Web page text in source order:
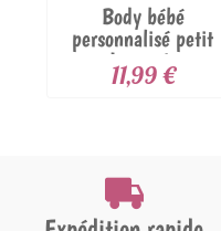
Body bébé
personnalisé petit
Lyonnais
11,99 €